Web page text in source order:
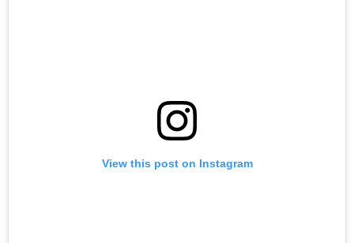
View this post on Instagram